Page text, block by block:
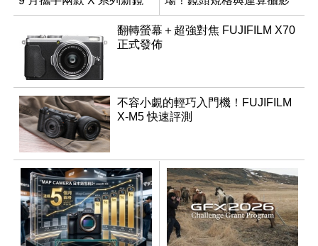
頭登場
升級成為焦點
翻轉螢幕＋超強對焦 FUJIFILM X70
正式發佈
不容小覷的輕巧入門機！FUJIFILM
X-M5 快速評測